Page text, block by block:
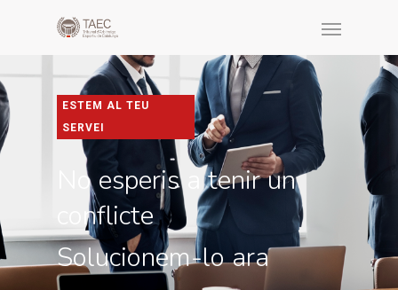
ESTEM AL TEU
SERVEI
No esperis a tenir un
conflicte
Solucionem-lo ara